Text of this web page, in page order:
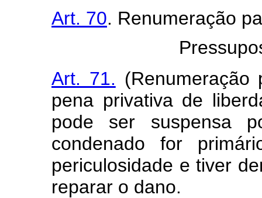
Art. 70. Renumeração
Art. 71.
pena privativa de
pode ser suspensa
condenado for
periculosidade e tiver
reparar o dano.